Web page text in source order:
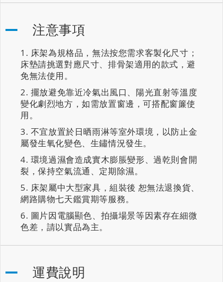
注意事項
床架為規格品，無法按您需求客製化尺寸；
床墊請挑選對應尺寸、排骨架適用的款式，避
免無法使用。
擺放避免靠近冷氣出風口、陽光直射等溫度
變化劇烈地方，如需放置窗邊，可搭配窗簾使
用。
不宜放置於日晒雨淋等室外環境，以防止金
屬發生氧化變色、生鏽情況發生。
環境過濕會造成實木膨脹變形、過乾則會開
裂，保持空氣流通、定期除濕。
床架屬中大型家具，組裝後 恕無法退換貨、
網路購物七天鑑賞期等服務。
圖片因電腦顯色、拍攝場景等因素存在細微
色差，請以實品為主。
運費說明